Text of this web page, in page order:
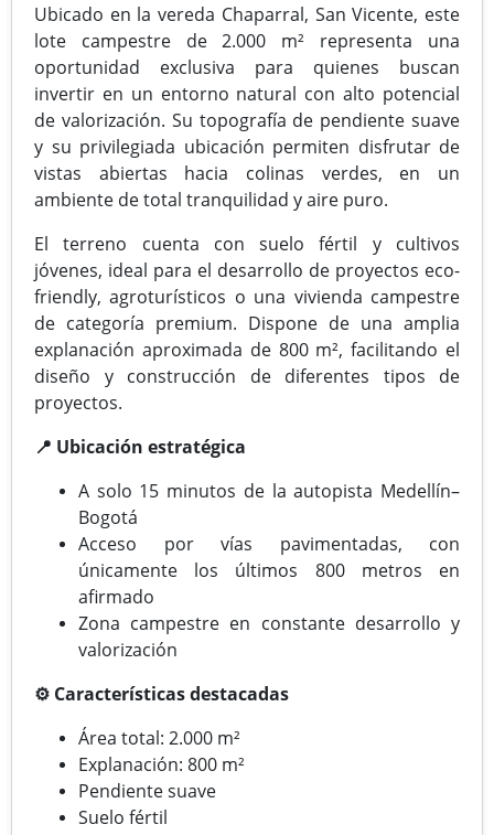
Ubicado en la vereda Chaparral, San Vicente, este
lote campestre de 2.000 m² representa una
oportunidad exclusiva para quienes buscan
invertir en un entorno natural con alto potencial
de valorización. Su topografía de pendiente suave
y su privilegiada ubicación permiten disfrutar de
vistas abiertas hacia colinas verdes, en un
ambiente de total tranquilidad y aire puro.
El terreno cuenta con suelo fértil y cultivos
jóvenes, ideal para el desarrollo de proyectos eco-
friendly, agroturísticos o una vivienda campestre
de categoría premium. Dispone de una amplia
explanación aproximada de 800 m², facilitando el
diseño y construcción de diferentes tipos de
proyectos.
📍 Ubicación estratégica
A solo 15 minutos de la autopista Medellín–
Bogotá
Acceso por vías pavimentadas, con
únicamente los últimos 800 metros en
afirmado
Zona campestre en constante desarrollo y
valorización
⚙️ Características destacadas
Área total: 2.000 m²
Explanación: 800 m²
Pendiente suave
Suelo fértil